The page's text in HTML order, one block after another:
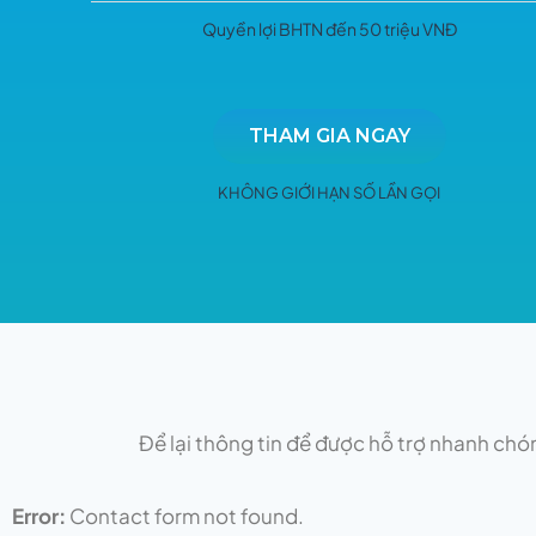
Quyền lợi BHTN đến 50 triệu VNĐ
THAM GIA NGAY
KHÔNG GIỚI HẠN SỐ LẦN GỌI
Để lại thông tin để được hỗ trợ nhanh
Error: Contact form not found.